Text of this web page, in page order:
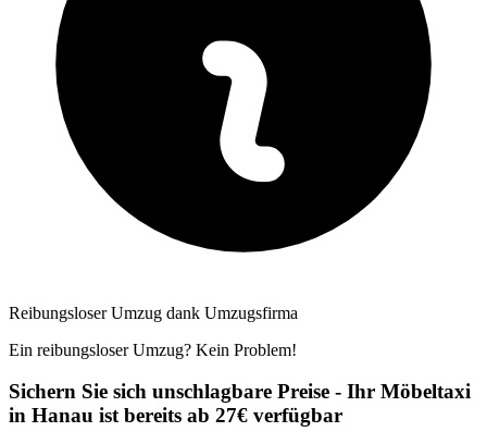
Reibungsloser Umzug dank Umzugsfirma
Ein reibungsloser Umzug? Kein Problem!
Sichern Sie sich unschlagbare Preise - Ihr Möbeltaxi
in Hanau ist bereits ab 27€ verfügbar